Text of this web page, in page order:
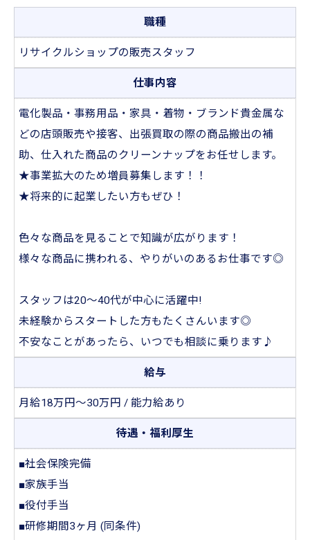
職種
リサイクルショップの販売スタッフ
仕事内容
電化製品・事務用品・家具・着物・ブランド貴金属な
どの店頭販売や接客、出張買取の際の商品搬出の補
助、仕入れた商品のクリーンナップをお任せします。
★事業拡大のため増員募集します！！
★将来的に起業したい方もぜひ！
色々な商品を見ることで知識が広がります！
様々な商品に携われる、やりがいのあるお仕事です◎
スタッフは20～40代が中心に活躍中!
未経験からスタートした方もたくさんいます◎
不安なことがあったら、いつでも相談に乗ります♪
給与
月給18万円～30万円 / 能力給あり
待遇・福利厚生
■社会保険完備
■家族手当
■役付手当
■研修期間3ヶ月 (同条件)